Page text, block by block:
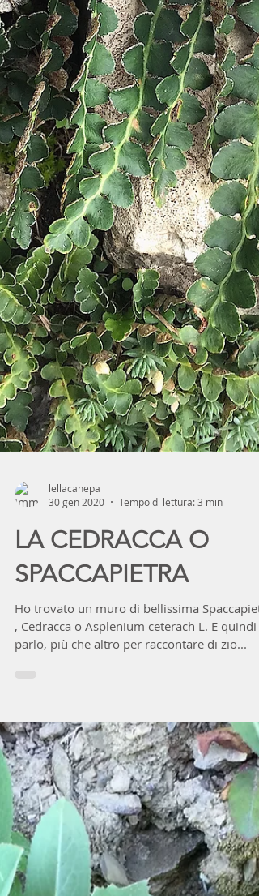
lellacanepa
30 gen 2020
Tempo di lettura: 3 min
LA CEDRACCA O
SPACCAPIETRA
Ho trovato un muro di bellissima
, Cedracca o Asplenium ceterach L. E quindi
parlo, più che altro per raccontare di zio...